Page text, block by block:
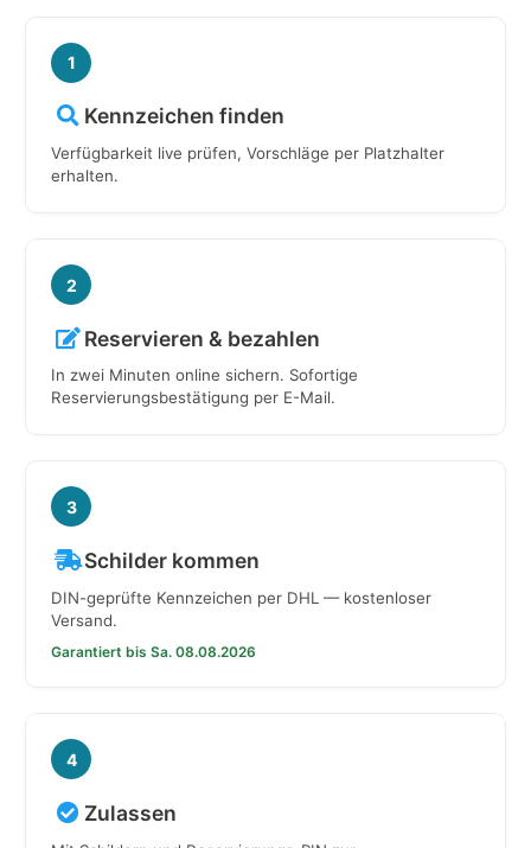
1
Kennzeichen finden
Verfügbarkeit live prüfen, Vorschläge per Platzhalter
erhalten.
2
Reservieren & bezahlen
In zwei Minuten online sichern. Sofortige
Reservierungsbestätigung per E-Mail.
3
Schilder kommen
DIN-geprüfte Kennzeichen per DHL — kostenloser
Versand.
Garantiert bis Sa. 08.08.2026
4
Zulassen